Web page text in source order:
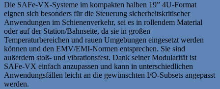
Die SAFe-VX-Systeme im kompakten halben 19” 4U-Format
eignen sich besonders für die Steuerung sicherheitskritischer
Anwendungen im Schienenverkehr, sei es in rollendem Material
oder auf der Station/Bahnseite, da sie in großen
Temperaturbereichen und rauen Umgebungen eingesetzt werden
können und den EMV/EMI-Normen entsprechen. Sie sind
außerdem stoß- und vibrationsfest. Dank seiner Modularität ist
SAFe-VX einfach anzupassen und kann in unterschiedlichen
Anwendungsfällen leicht an die gewünschten I/O-Subsets angepasst
werden.